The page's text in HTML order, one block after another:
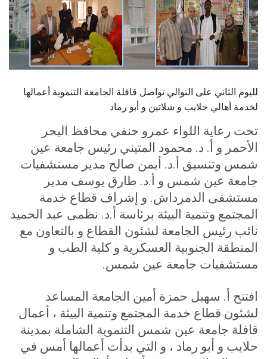
الخريجين
الموظفون
سجل الان
لليوم الثاني على التوالي تواصل قافلة الجامعة التنموية أعمالها
لخدمة أهالي حلايب و شلاتين و أبو رماد
تحت رعاية اللواء عمرو حنفي محافظ البحر
الأحمر و أ. د. محمود المتيني رئيس جامعة عين
شمس وتنسيق أ.د. أيمن صالح مدير مستشفيات
جامعة عين شمس و أ.د. طارق يوسف مدير
مستشفى الدمرداش. و إشراف قطاع خدمة
المجتمع وتنمية البيئة برئاسة أ.د. نظمى عبد الحميد
نائب رئيس الجامعة لشئون القطاع و بالتعاون مع
المنطقة الجنوبية العسكرية و كلية الطب و
مستشفيات جامعة عين شمس.
افتتح أ. سهيل حمزة أمين الجامعة المساعد
لشئون قطاع خدمة المجتمع وتنمية البيئة ، أعمال
قافلة جامعة عين شمس التنموية الشاملة بمدينة
حلايب و أبو رماد ، و التي بدأت أعمالها أمس في